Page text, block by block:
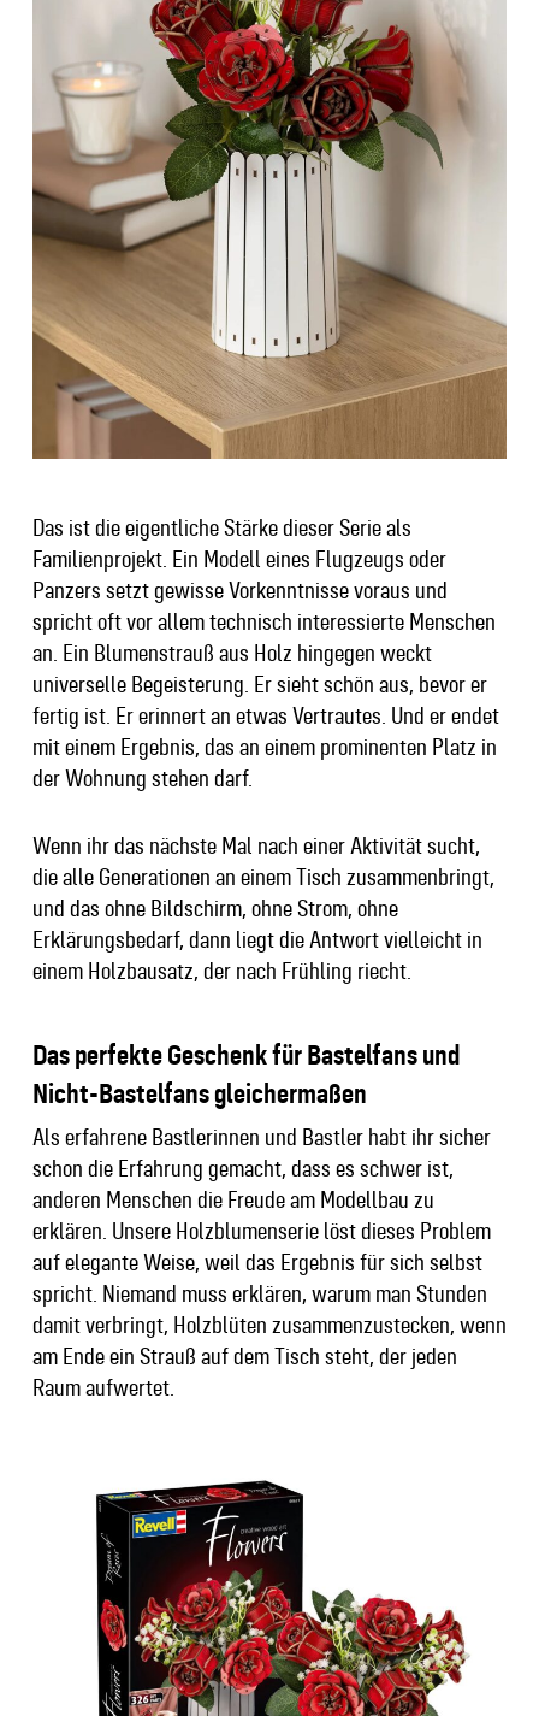
Das ist die eigentliche Stärke dieser Serie als
Familienprojekt. Ein Modell eines Flugzeugs oder
Panzers setzt gewisse Vorkenntnisse voraus und
spricht oft vor allem technisch interessierte Menschen
an. Ein Blumenstrauß aus Holz hingegen weckt
universelle Begeisterung. Er sieht schön aus, bevor er
fertig ist. Er erinnert an etwas Vertrautes. Und er endet
mit einem Ergebnis, das an einem prominenten Platz in
der Wohnung stehen darf.
Wenn ihr das nächste Mal nach einer Aktivität sucht,
die alle Generationen an einem Tisch zusammenbringt,
und das ohne Bildschirm, ohne Strom, ohne
Erklärungsbedarf, dann liegt die Antwort vielleicht in
einem Holzbausatz, der nach Frühling riecht.
Das perfekte Geschenk für Bastelfans und
Nicht-Bastelfans gleichermaßen
Als erfahrene Bastlerinnen und Bastler habt ihr sicher
schon die Erfahrung gemacht, dass es schwer ist,
anderen Menschen die Freude am Modellbau zu
erklären. Unsere Holzblumenserie löst dieses Problem
auf elegante Weise, weil das Ergebnis für sich selbst
spricht. Niemand muss erklären, warum man Stunden
damit verbringt, Holzblüten zusammenzustecken, wenn
am Ende ein Strauß auf dem Tisch steht, der jeden
Raum aufwertet.